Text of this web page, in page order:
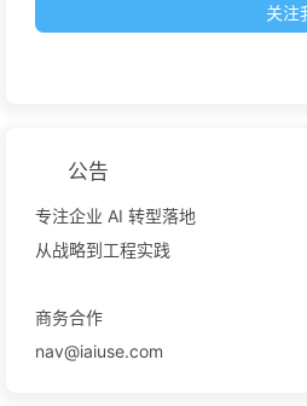
关注
公告
专注企业 AI 转型落地
从战略到工程实践
商务合作
nav@iaiuse.com